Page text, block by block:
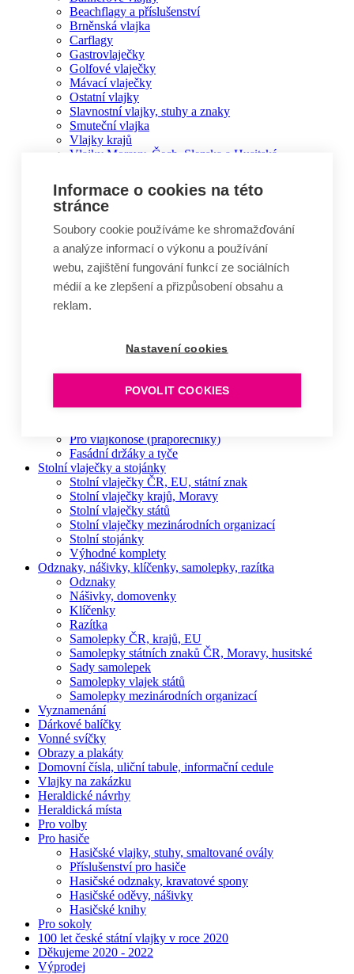
Beachflagy a příslušenství
Brněnská vlajka
Carflagy
Gastrovlaječky
Golfové vlaječky
Mávací vlaječky
Ostatní vlajky
Slavnostní vlajky, stuhy a znaky
Smuteční vlajka
Vlajky krajů
Vlajky Moravy, Čech, Slezska a Husitská
Stožáry
Hliníkové vlajkové stožáry
Sklolaminátové vlajkové stožáry
Mobilní stožáry
Sloupové výložníky
Příslušenství ke stožárům
Výhodné sety 3 stožárů se 3 vlajkami a dopravou
zdarma
Insignie, státní znaky, smaltované ovály
Insignie starostů
Státní znaky ČR
Držáky a tyče, žerdě a stojany
Žerdě a stojany - vyšívané vlajky, prapory
Pro vlajkonoše (praporečníky)
Fasádní držáky a tyče
Stolní vlaječky a stojánky
Stolní vlaječky ČR, EU, státní znak
Stolní vlaječky krajů, Moravy
Stolní vlaječky států
Stolní vlaječky mezinárodních organizací
Stolní stojánky
Výhodné komplety
Odznaky, nášivky, klíčenky, samolepky, razítka
Odznaky
Nášivky, domovenky
Klíčenky
Razítka
Samolepky ČR, krajů, EU
Samolepky státních znaků ČR, Moravy, husitské
Sady samolepek
Samolepky vlajek států
Samolepky mezinárodních organizací
Vyznamenání
Dárkové balíčky
Vonné svíčky
Obrazy a plakáty
Domovní čísla, uliční tabule, informační cedule
Vlajky na zakázku
Heraldické návrhy
Heraldická místa
Pro volby
Pro hasiče
Hasičské vlajky, stuhy, smaltované ovály
Příslušenství pro hasiče
Hasičské odznaky, kravatové spony
Hasičské oděvy, nášivky
Hasičské knihy
Pro sokoly
100 let české státní vlajky v roce 2020
Děkujeme 2020 - 2022
Výprodej
Informace o cookies na této
stránce
Soubory cookie používáme ke shromažďování
a analýze informací o výkonu a používání
webu, zajištění fungování funkcí ze sociálních
médií a ke zlepšení a přizpůsobení obsahu a
reklam.
Nastavení cookies
POVOLIT COOKIES